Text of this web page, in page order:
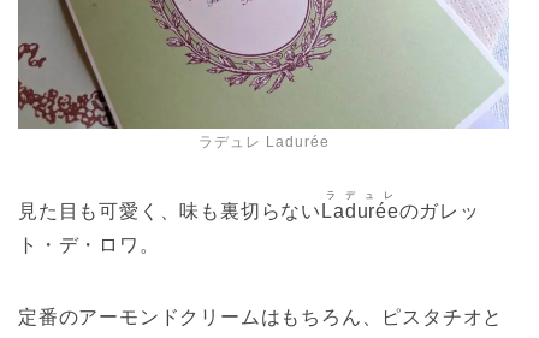
ラデュレ Ladurée
見た目も可愛く、味も裏切らない Ladurée
ラデュレ
のガレッ
ト・デ・ロワ。
定番のアーモンドクリームはもちろん、ピスタチオと